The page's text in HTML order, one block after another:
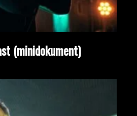
(minidokument)